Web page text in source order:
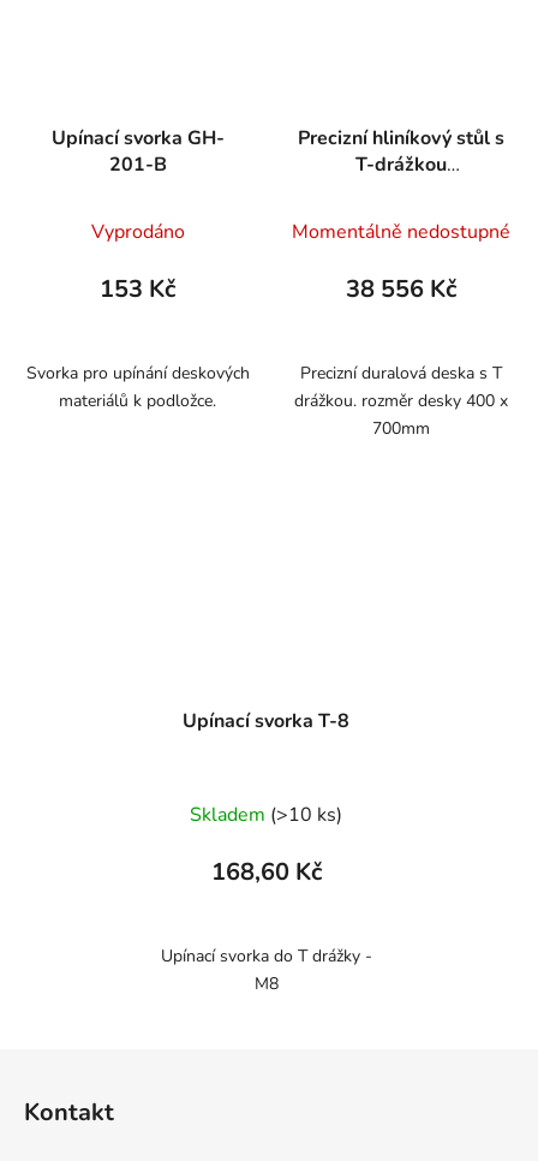
Upínací svorka GH-
201-B
Vyprodáno
153 Kč
Svorka pro upínání deskových
materiálů k podložce.
Precizní hliníkový stůl s
T-drážkou
Momentálně nedostupné
38 556 Kč
Precizní duralová deska s T
drážkou. rozměr desky 400 x
700mm
Upínací svorka T-8
Skladem (>10 ks)
168,60 Kč
Upínací svorka do T drážky -
M8
Kontakt